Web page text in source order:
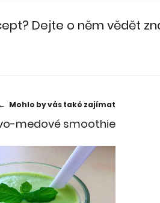
Dejte o něm vědět
← Mohlo by vás také zajímat
medové smoothie